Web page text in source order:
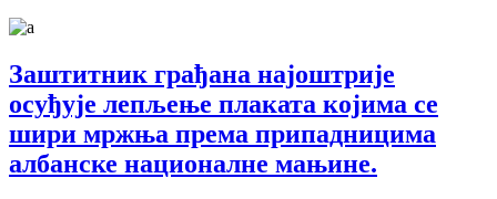
Заштитник грађана најоштрије
осуђује лепљење плаката којима се
шири мржња према припадницима
албанске националне мањине.